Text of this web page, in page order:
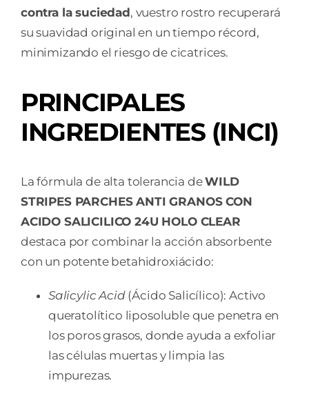
contra la suciedad, vuestro rostro recuperará
su suavidad original en un tiempo récord,
minimizando el riesgo de cicatrices.
PRINCIPALES
INGREDIENTES (INCI)
La fórmula de alta tolerancia deWILD
STRIPES PARCHES ANTI GRANOS CON
ACIDO SALICILICO 24U HOLO CLEAR
destaca por combinar la acción absorbente
con un potente betahidroxiácido:
Salicylic Acid(Ácido Salicílico): Activo
queratolítico liposoluble que penetra en
los poros grasos, donde ayuda a exfoliar
las células muertas y limpia las
impurezas.